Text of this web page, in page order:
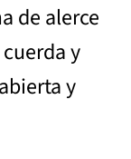
de alerce
y
y